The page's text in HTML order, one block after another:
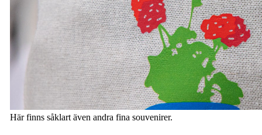
Här finns såklart även andra fina souvenirer.